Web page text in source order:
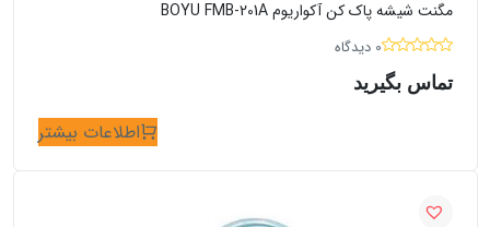
مگنت شیشه پاک کن آکواریوم BOYU FMB-201A
0 دیدگاه
تماس بگیرید
اطلاعات بیشتر